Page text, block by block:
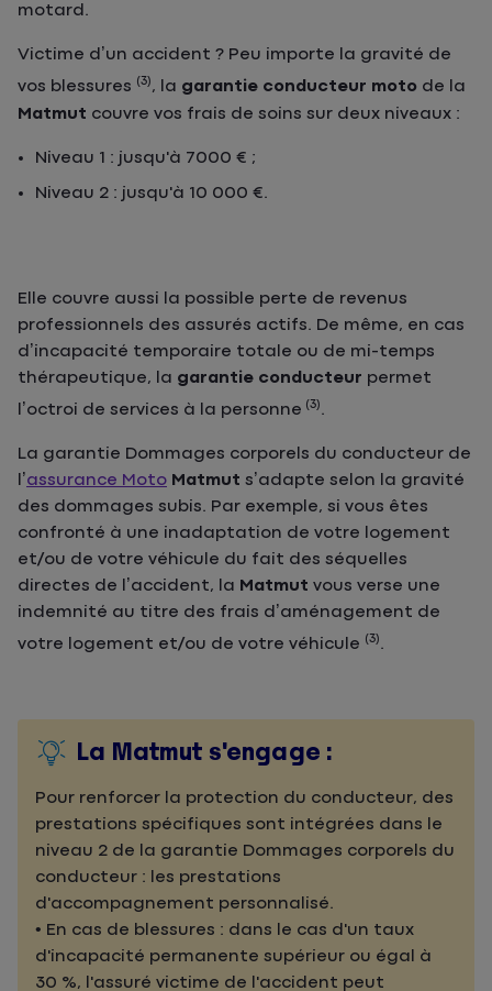
motard.
Victime d’un accident ? Peu importe la gravité de
vos blessures (3), la garantie conducteur moto de la
Matmut couvre vos frais de soins sur deux niveaux :
Niveau 1 : jusqu'à 7000 € ;
Niveau 2 : jusqu'à 10 000 €.
Elle couvre aussi la possible perte de revenus
professionnels des assurés actifs. De même, en cas
d’incapacité temporaire totale ou de mi-temps
thérapeutique, la garantie conducteur permet
l’octroi de services à la personne (3).
La garantie Dommages corporels du conducteur de
l’assurance Moto Matmut s’adapte selon la gravité
des dommages subis. Par exemple, si vous êtes
confronté à une inadaptation de votre logement
et/ou de votre véhicule du fait des séquelles
directes de l’accident, la Matmut vous verse une
indemnité au titre des frais d’aménagement de
votre logement et/ou de votre véhicule (3).
La Matmut s'engage :
Pour renforcer la protection du conducteur, des
prestations spécifiques sont intégrées dans le
niveau 2 de la garantie Dommages corporels du
conducteur : les prestations
d'accompagnement personnalisé.
• En cas de blessures : dans le cas d'un taux
d'incapacité permanente supérieur ou égal à
30 %, l'assuré victime de l'accident peut